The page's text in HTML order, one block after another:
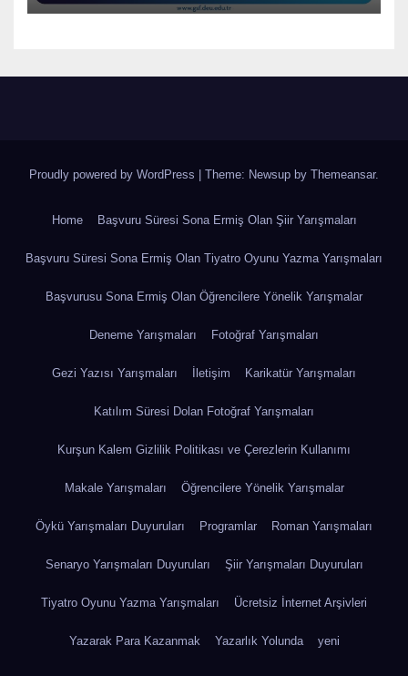
Proudly powered by WordPress Theme: Newsup by Themeansar.
Home Başvuru Süresi Sona Ermiş Olan Şiir Yarışmaları
Başvuru Süresi Sona Ermiş Olan Tiyatro Oyunu Yazma Yarışmaları
Başvurusu Sona Ermiş Olan Öğrencilere Yönelik Yarışmalar
Deneme Yarışmaları Fotoğraf Yarışmaları
Gezi Yazısı Yarışmaları İletişim Karikatür Yarışmaları
Katılım Süresi Dolan Fotoğraf Yarışmaları
Kurşun Kalem Gizlilik Politikası ve Çerezlerin Kullanımı
Makale Yarışmaları Öğrencilere Yönelik Yarışmalar
Öykü Yarışmaları Duyuruları Programlar Roman Yarışmaları
Senaryo Yarışmaları Duyuruları Şiir Yarışmaları Duyuruları
Tiyatro Oyunu Yazma Yarışmaları Ücretsiz İnternet Arşivleri
Yazarak Para Kazanmak Yazarlık Yolunda yeni